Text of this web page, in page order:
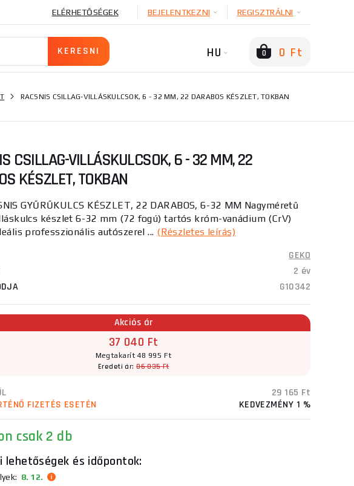
ELÉRHETŐSÉGEK BEJELENTKEZNI REGISZTRÁLNI
HU 0 0 Ft
RACSNIS CSILLAG-VILLÁSKULCSOK, 6 - 32 MM, 22 DARABOS KÉSZLET, TOKBAN
CSILLAG-VILLÁSKULCSOK, 6 - 32 MM, 22
KÉSZLET, TOKBAN
GYŰRŰKULCS KÉSZLET, 22 DARABOS, 6-32 MM Nagyméretű
készlet 6-32 mm (72 fogú) tartós króm-vanádium (CrV)
professzionális autószerel ... (Részletes leírás)
GEKO
2 év
G10342
Akciós ár
37 040 Ft
Megtakarít 48 995 Ft
Eredeti ár:86 035 Ft
29 165 Ft
FIZETÉS ESETÉN
KEDVEZMÉNY 1 %
csak 2 db
lehetőségek és időpontok:
8. 12.